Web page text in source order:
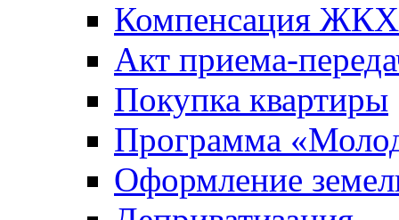
Компенсация ЖКХ
Акт приема-
Покупка квартиры
Программа
Оформление